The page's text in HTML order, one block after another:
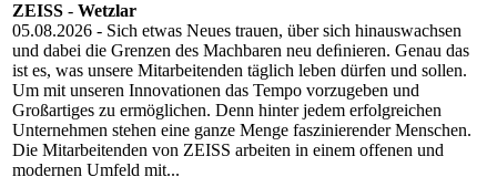
ZEISS - Wetzlar
05.08.2026 - Sich etwas Neues trauen, über sich hinauswachsen
und dabei die Grenzen des Machbaren neu deﬁnieren. Genau das
ist es, was unsere Mitarbeitenden täglich leben dürfen und sollen.
Um mit unseren Innovationen das Tempo vorzugeben und
Großartiges zu ermöglichen. Denn hinter jedem erfolgreichen
Unternehmen stehen eine ganze Menge faszinierender Menschen.
Die Mitarbeitenden von ZEISS arbeiten in einem offenen und
modernen Umfeld mit...